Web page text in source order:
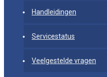
Handleidingen
Servicestatus
Veelgestelde vragen